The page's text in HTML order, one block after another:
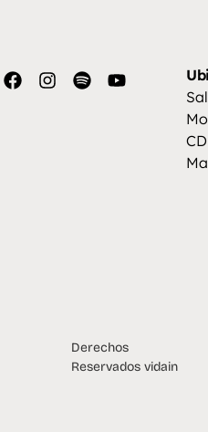
Derechos
Reservados vidain